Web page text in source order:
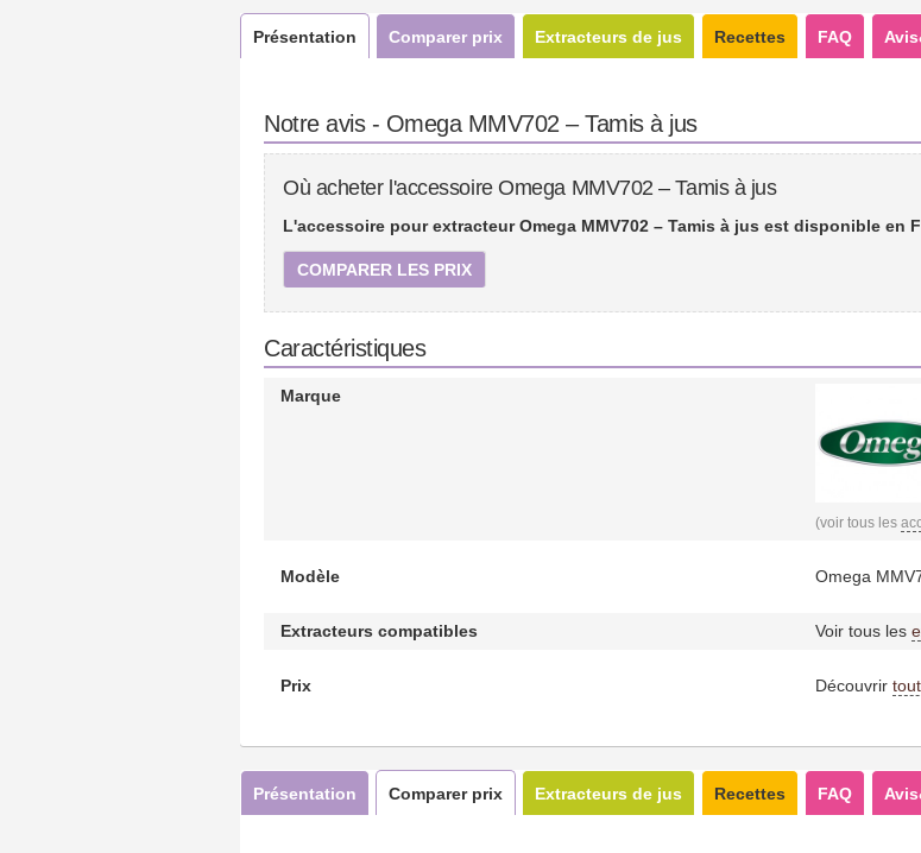
Présentation Comparer prix Extracteurs de jus Recettes FAQ
Notre avis - Omega MMV702 – Tamis à jus
Où acheter l'accessoire Omega MMV702 – Tamis à jus
L'accessoire pour extracteur Omega MMV702 – Tamis à jus est disponible en
COMPARER LES PRIX
Caractéristiques
Marque
(voir tous les
Modèle Omega
Extracteurs compatibles Voir tous les
Prix Découvrir
Présentation Comparer prix Extracteurs de jus Recettes FAQ